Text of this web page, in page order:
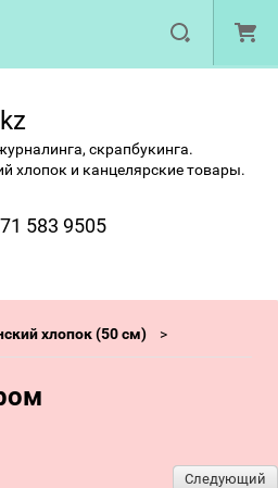
скрапбукинга.
хлопок и канцелярские товары.
583 9505
хлопок (50 см)
Следующий